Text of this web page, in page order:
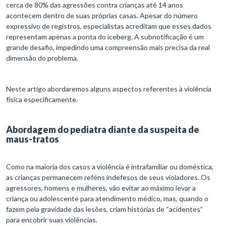
cerca de 80% das agressões contra crianças até 14 anos
acontecem dentro de suas próprias casas. Apesar do número
expressivo de registros, especialistas acreditam que esses dados
representam apenas a ponta do iceberg. A subnotificação é um
grande desafio, impedindo uma compreensão mais precisa da real
dimensão do problema.
Neste artigo abordaremos alguns aspectos referentes à violência
física especificamente.
Abordagem do pediatra diante da suspeita de
maus-tratos
Como na maioria dos casos a violência é intrafamiliar ou doméstica,
as crianças permanecem reféns indefesos de seus violadores. Os
agressores, homens e mulheres, vão evitar ao máximo levar a
criança ou adolescente para atendimento médico, mas, quando o
fazem pela gravidade das lesões, criam histórias de “acidentes”
para encobrir suas violências.